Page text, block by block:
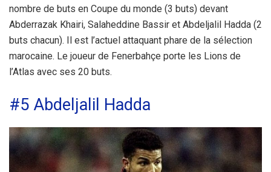
nombre de buts en Coupe du monde (3 buts) devant
Abderrazak Khairi, Salaheddine Bassir et Abdeljalil Hadda (2
buts chacun). Il est l’actuel attaquant phare de la sélection
marocaine. Le joueur de Fenerbahçe porte les Lions de
l’Atlas avec ses 20 buts.
#5 Abdeljalil Hadda